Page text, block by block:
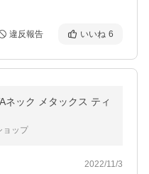
違反報告 いいね 6
ネック メタックス ティ
ョップ
2022/11/3